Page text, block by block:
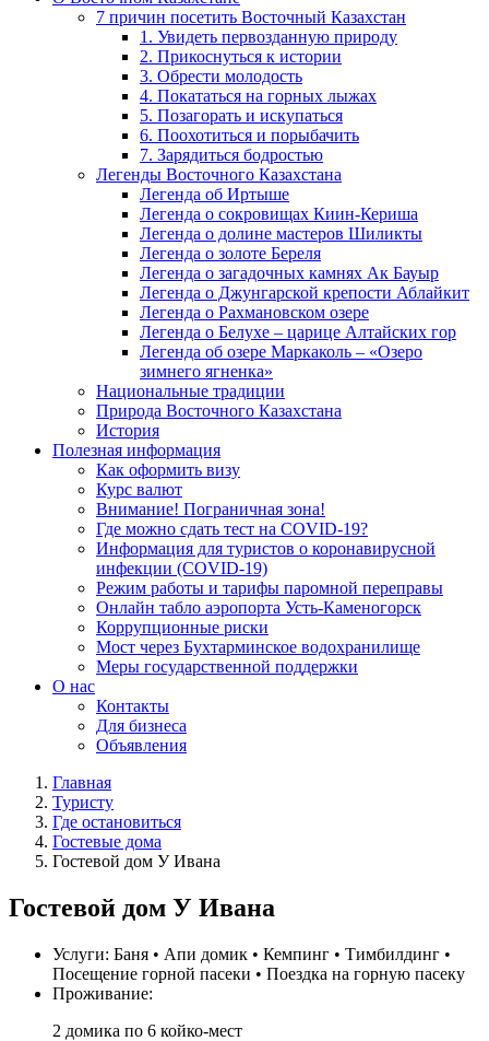
7 причин посетить Восточный Казахстан
1. Увидеть первозданную природу
2. Прикоснуться к истории
3. Обрести молодость
4. Покататься на горных лыжах
5. Позагорать и искупаться
6. Поохотиться и порыбачить
7. Зарядиться бодростью
Легенды Восточного Казахстана
Легенда об Иртыше
Легенда о сокровищах Киин-Кериша
Легенда о долине мастеров Шиликты
Легенда о золоте Береля
Легенда о загадочных камнях Ак Бауыр
Легенда о Джунгарской крепости Аблайкит
Легенда о Рахмановском озере
Легенда о Белухе – царице Алтайских гор
Легенда об озере Маркаколь – «Озеро
зимнего ягненка»
Национальные традиции
Природа Восточного Казахстана
История
Полезная информация
Как оформить визу
Курс валют
Внимание! Пограничная зона!
Где можно сдать тест на COVID-19?
Информация для туристов о коронавирусной
инфекции (COVID-19)
Режим работы и тарифы паромной переправы
Онлайн табло аэропорта Усть-Каменогорск
Коррупционные риски
Мост через Бухтарминское водохранилище
Меры государственной поддержки
О нас
Контакты
Для бизнеса
Объявления
Главная
Туристу
Где остановиться
Гостевые дома
Гостевой дом У Ивана
Гостевой дом У Ивана
Услуги: Баня • Апи домик • Кемпинг • Тимбилдинг •
Посещение горной пасеки • Поездка на горную пасеку
Проживание:
2 домика по 6 койко-мест